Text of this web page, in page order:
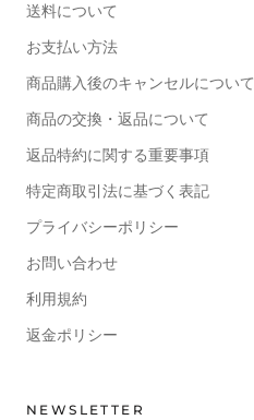
送料について
お支払い方法
商品購入後のキャンセルについて
商品の交換・返品について
返品特約に関する重要事項
特定商取引法に基づく表記
プライバシーポリシー
お問い合わせ
利用規約
返金ポリシー
NEWSLETTER